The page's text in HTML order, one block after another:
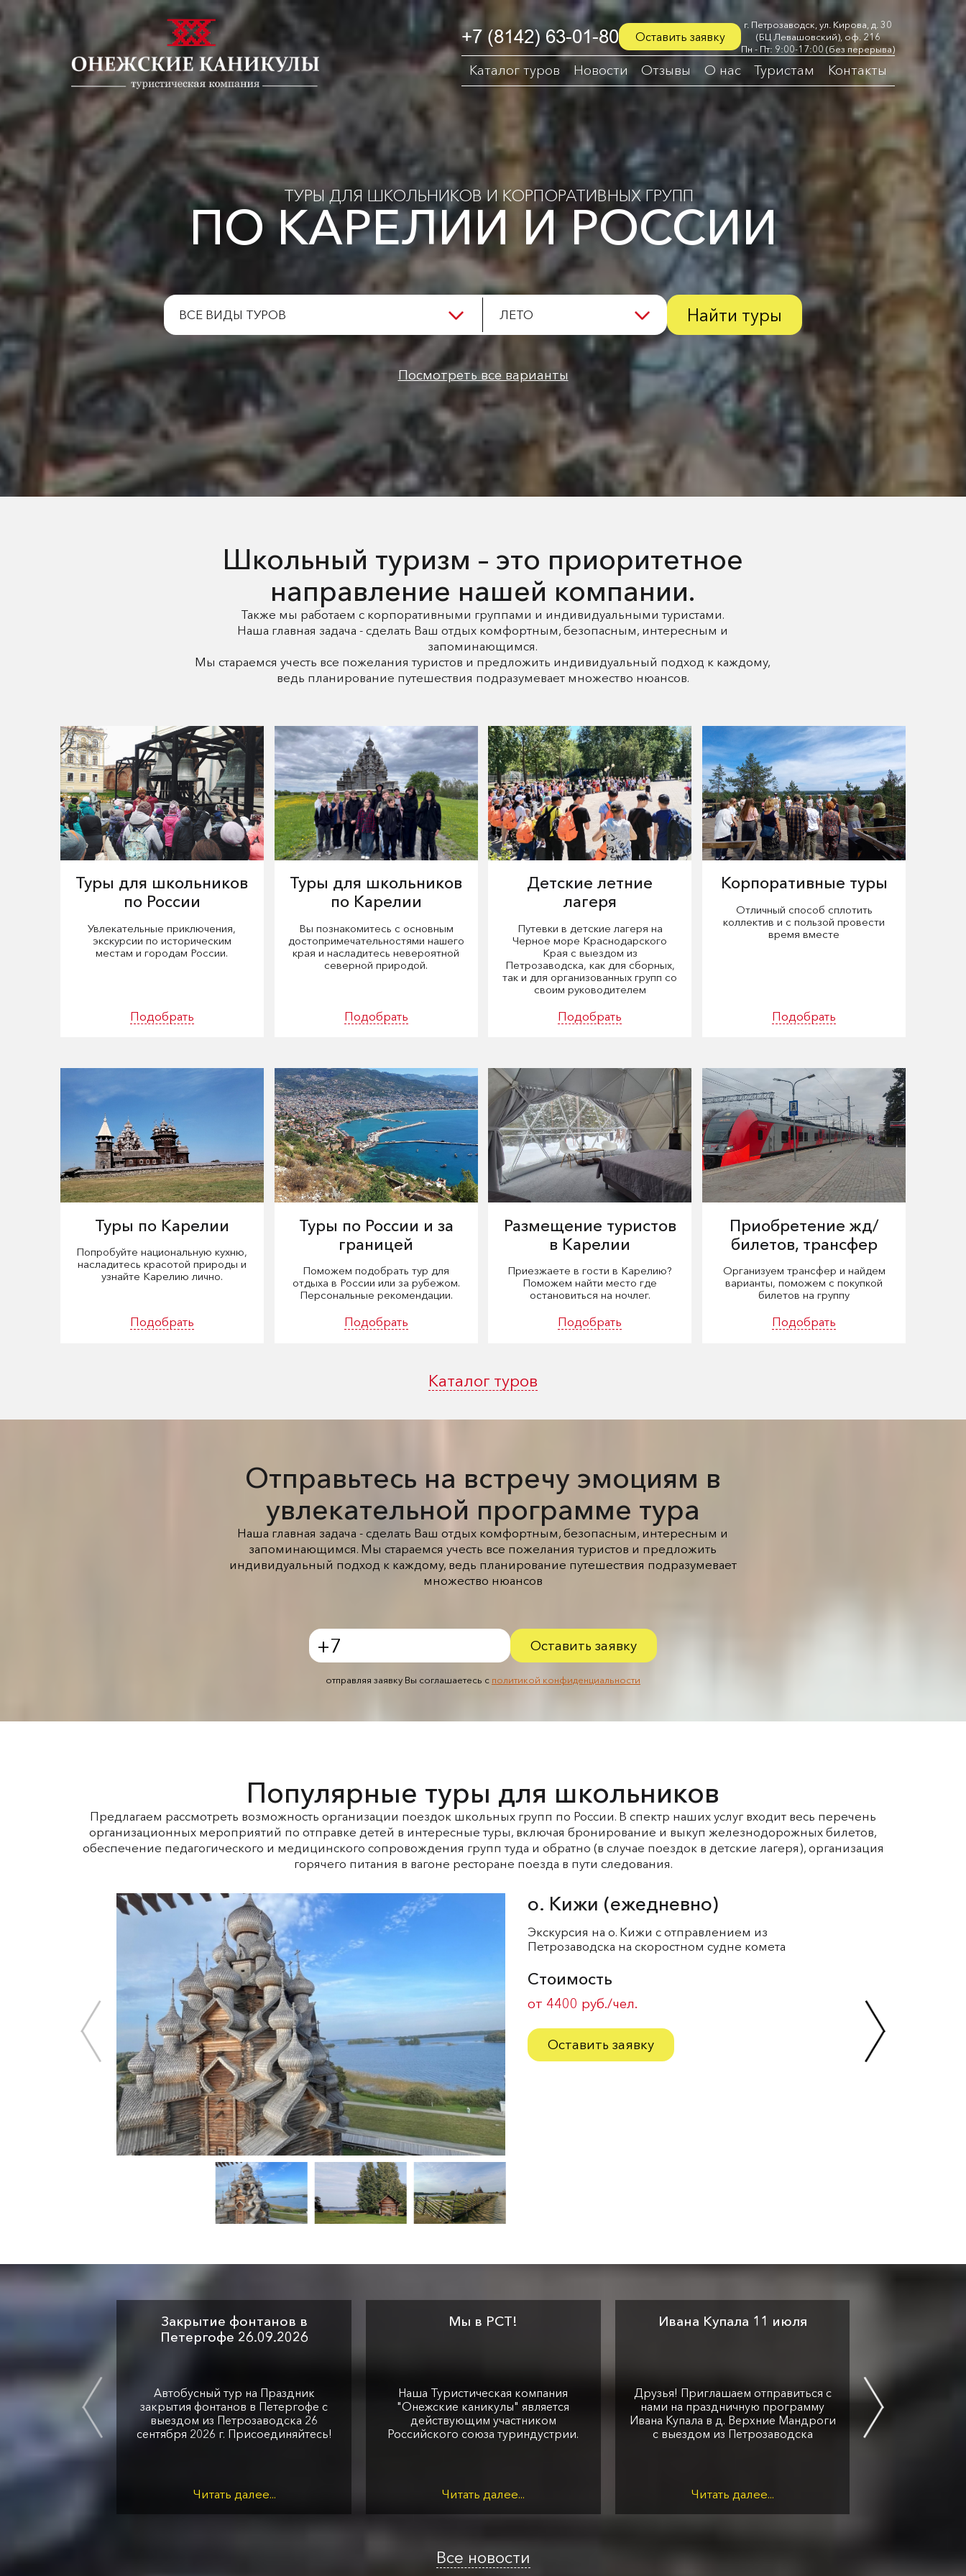
+7 (8142) 63-01-80 Оставить заявку
г. Петрозаводск, ул. Кирова, д. 30
(БЦ Левашовский), оф. 216
Пн - Пт: 9:00-17:00 (без перерыва)
Каталог туров Новости Отзывы О нас Туристам Контакты
ТУРЫ ДЛЯ ШКОЛЬНИКОВ И КОРПОРАТИВНЫХ ГРУПП
ПО КАРЕЛИИ И РОССИИ
ВСЕ ВИДЫ ТУРОВ ЛЕТО Найти туры
Посмотреть все варианты
Школьный туризм – это приоритетное
направление нашей компании.
Также мы работаем с корпоративными группами и индивидуальными туристами.
Наша главная задача - сделать Ваш отдых комфортным, безопасным, интересным и
запоминающимся.
Мы стараемся учесть все пожелания туристов и предложить индивидуальный подход к каждому,
ведь планирование путешествия подразумевает множество нюансов.
Туры для школьников
по России
Увлекательные приключения,
экскурсии по историческим
местам и городам России.
Подобрать
Туры для школьников
по Карелии
Вы познакомитесь с основным
достопримечательностями нашего
края и насладитесь невероятной
северной природой.
Подобрать
Детские летние
лагеря
Путевки в детские лагеря на
Черное море Краснодарского
Края с выездом из
Петрозаводска, как для сборных,
так и для организованных групп со
своим руководителем
Подобрать
Корпоративные туры
Отличный способ сплотить
коллектив и с пользой провести
время вместе
Подобрать
Туры по Карелии
Попробуйте национальную кухню,
насладитесь красотой природы и
узнайте Карелию лично.
Подобрать
Туры по России и за
границей
Поможем подобрать тур для
отдыха в России или за рубежом.
Персональные рекомендации.
Подобрать
Размещение туристов
в Карелии
Приезжаете в гости в Карелию?
Поможем найти место где
остановиться на ночлег.
Подобрать
Приобретение жд/
билетов, трансфер
Организуем трансфер и найдем
варианты, поможем с покупкой
билетов на группу
Подобрать
Каталог туров
Отправьтесь на встречу эмоциям в
увлекательной программе тура
Наша главная задача - сделать Ваш отдых комфортным, безопасным, интересным и
запоминающимся. Мы стараемся учесть все пожелания туристов и предложить
индивидуальный подход к каждому, ведь планирование путешествия подразумевает
множество нюансов
Оставить заявку
отправляя заявку Вы соглашаетесь с политикой конфиденциальности
Популярные туры для школьников
Предлагаем рассмотреть возможность организации поездок школьных групп по России. В спектр наших услуг входит весь перечень
организационных мероприятий по отправке детей в интересные туры, включая бронирование и выкуп железнодорожных билетов,
обеспечение педагогического и медицинского сопровождения групп туда и обратно (в случае поездок в детские лагеря), организация
горячего питания в вагоне ресторане поезда в пути следования.
о. Кижи (ежедневно)
Экскурсия на о. Кижи с отправлением из
Петрозаводска на скоростном судне комета
Стоимость
от 4400 руб./чел.
Оставить заявку
Закрытие фонтанов в
Петергофе 26.09.2026
Автобусный тур на Праздник
закрытия фонтанов в Петергофе с
выездом из Петрозаводска 26
сентября 2026 г. Присоединяйтесь!
Читать далее...
Мы в РСТ!
Наша Туристическая компания
"Онежские каникулы" является
действующим участником
Российского союза туриндустрии.
Читать далее...
Ивана Купала 11 июля
Друзья! Приглашаем отправиться с
нами на праздничную программу
Ивана Купала в д. Верхние Мандроги
с выездом из Петрозаводска
Читать далее...
нами и
Все новости